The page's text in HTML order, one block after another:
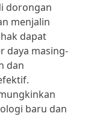
dorongan
menjalin
dapat
daya masing-
dan
baru dan